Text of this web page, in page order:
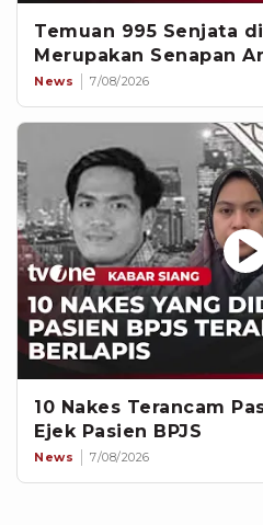
Temuan 995 Senjata
Merupakan Senapan
News 7/08/2026
10 Nakes Terancam
Ejek Pasien BPJS
News 7/08/2026